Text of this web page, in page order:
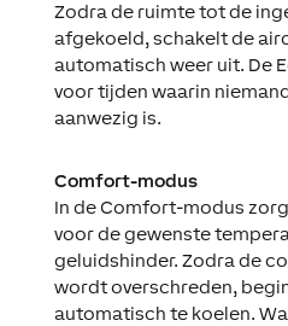
Zodra de ruimte tot de
afgekoeld, schakelt de
automatisch weer uit. De
voor tijden waarin
aanwezig is.
Comfort-modus
In de Comfort-modus
voor de gewenste
geluidshinder. Zodra de
wordt overschreden,
automatisch te koelen.